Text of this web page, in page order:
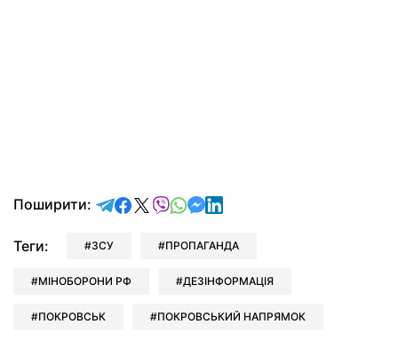
Поширити: відправити у Telegram
поділитись у Facebook
поділитись у X
відправити у Viber
відправити у Whatsapp
відправити у Messenger
відправити у LinkedIn
Теги: ЗСУ ПРОПАГАНДА
МІНОБОРОНИ РФ ДЕЗІНФОРМАЦІЯ
ПОКРОВСЬК ПОКРОВСЬКИЙ НАПРЯМОК